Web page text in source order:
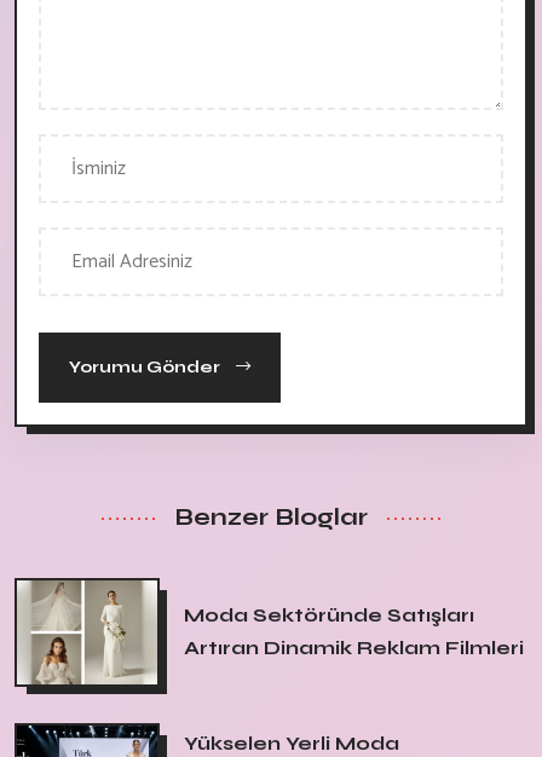
Yorumu Gönder
Benzer Bloglar
Moda Sektöründe Satışları
Artıran Dinamik Reklam Filmleri
Yükselen Yerli Moda